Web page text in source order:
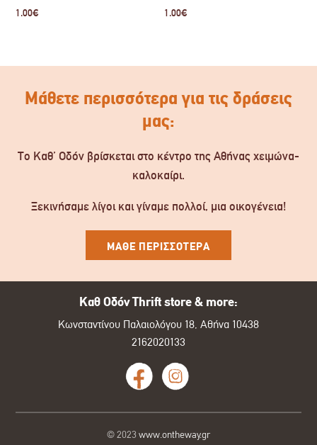
1.00€ 1.00€
Μάθετε περισσότερα για τις δράσεις
μας:
Το Καθ’ Οδόν βρίσκεται στο κέντρο της Αθήνας χειμώνα-
καλοκαίρι.
Ξεκινήσαμε λίγοι και γίναμε πολλοί, μια οικογένεια!
ΜΑΘΕ ΠΕΡΙΣΣΟΤΕΡΑ
Καθ Οδόν Thrift store & more:
Κωνσταντίνου Παλαιολόγου 18, Αθήνα 10438
2162020133
© 2023 www.ontheway.gr